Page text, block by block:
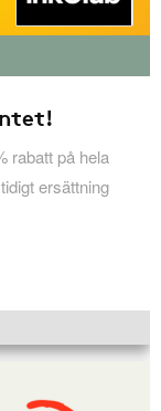
rabatt på hela
ersättning